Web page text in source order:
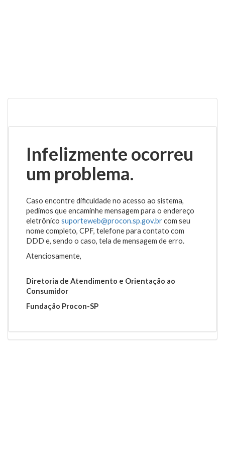
Infelizmente ocorreu
um problema.
Caso encontre dificuldade no acesso ao sistema,
pedimos que encaminhe mensagem para o endereço
eletrônico suporteweb@procon.sp.gov.brcom seu
nome completo, CPF, telefone para contato com
DDD e, sendo o caso, tela de mensagem de erro.
Atenciosamente,
Diretoria de Atendimento e Orientação ao
Consumidor
Fundação Procon-SP